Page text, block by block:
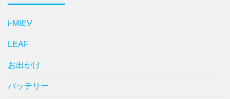
i-MIEV
LEAF
お出かけ
バッテリー